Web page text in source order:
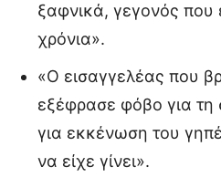
ξαφνικά, γεγονός που
χρόνια».
«Ο εισαγγελέας που
εξέφρασε φόβο για τη
για εκκένωση του
να είχε γίνει».